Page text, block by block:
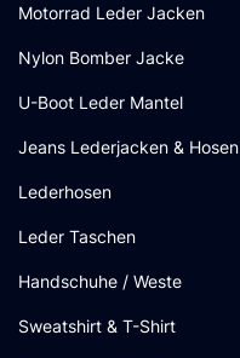
Motorrad Leder Jacken
Nylon Bomber Jacke
U-Boot Leder Mantel
Jeans Lederjacken & Hosen
Lederhosen
Leder Taschen
Handschuhe / Weste
Sweatshirt & T-Shirt